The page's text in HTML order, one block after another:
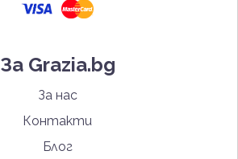
За Grazia.bg
За нас
Контакти
Блог